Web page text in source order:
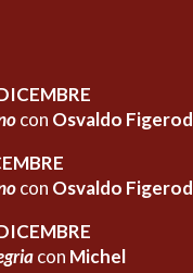
con Osvaldo Figerod
con Osvaldo Figerod
con Michel